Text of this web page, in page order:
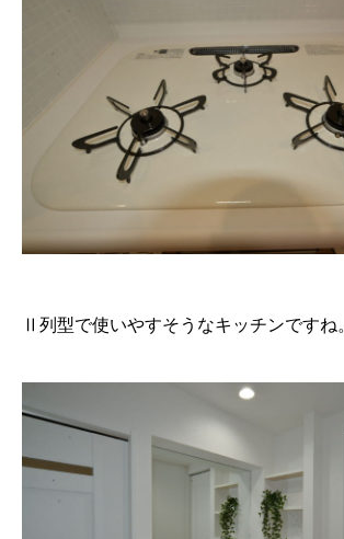
Ⅱ列型で使いやすそうなキッチンですね。